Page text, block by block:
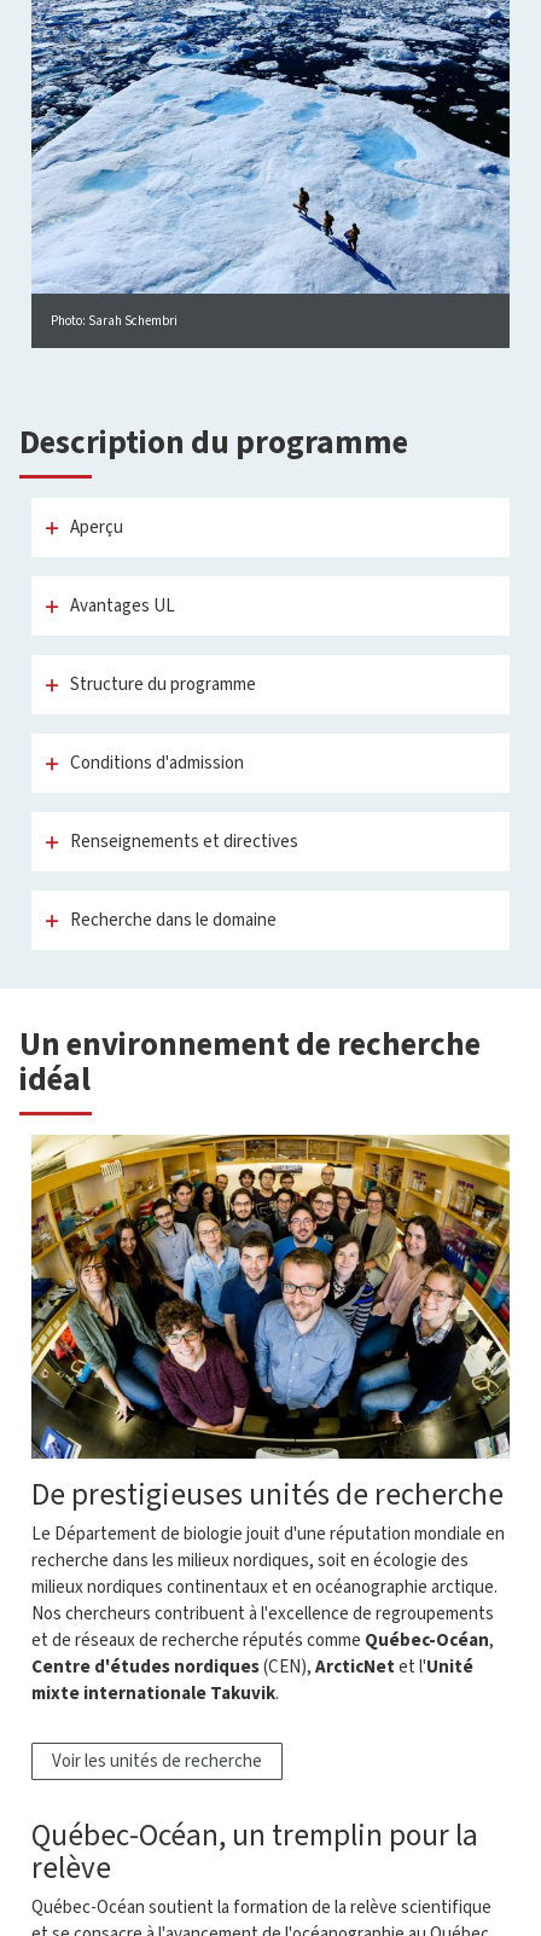
Photo: Sarah Schembri
Description du programme
Aperçu
Avantages UL
Structure du programme
Conditions d'admission
Renseignements et directives
Recherche dans le domaine
Un environnement de recherche
idéal
De prestigieuses unités de recherche
Le Département de biologie jouit d'une réputation mondiale en
recherche dans les milieux nordiques, soit en écologie des
milieux nordiques continentaux et en océanographie arctique.
Nos chercheurs contribuent à l'excellence de regroupements
et de réseaux de recherche réputés comme Québec-Océan,
Centre d'études nordiques(CEN), ArcticNetet l'Unité
mixte internationale Takuvik.
Voir les unités de recherche
Québec-Océan, un tremplin pour la
relève
Québec-Océan soutient la formation de la relève scientifique